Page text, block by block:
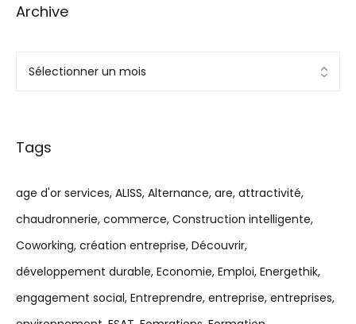
Archive
Tags
age d'or services ALISS Alternance are attractivité
chaudronnerie commerce Construction intelligente
Coworking création entreprise Découvrir
développement durable Economie Emploi Energethik
engagement social Entreprendre entreprise entreprises